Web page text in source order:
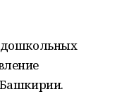
дошкольных
Башкирии.